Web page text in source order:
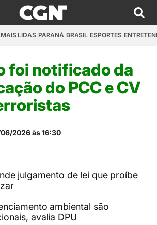
MAIS LIDAS PARANÁ BRASIL ESPORTES
foi notificado da
do PCC e CV
2026 às 16:30
julgamento de lei que proíbe
ambiental são
avalia DPU